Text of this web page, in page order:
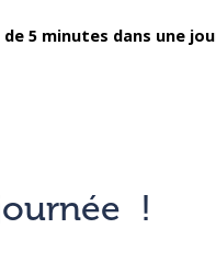
de 5 minutes dans une
!